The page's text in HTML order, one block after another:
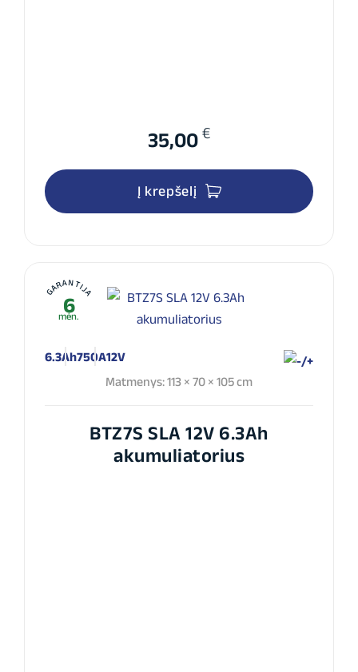
35,00 €
Į krepšelį
GARANTIJA
6
mėn.
6.3Ah750A12V
Matmenys: 113 × 70 × 105 cm
BTZ7S SLA 12V 6.3Ah
akumuliatorius